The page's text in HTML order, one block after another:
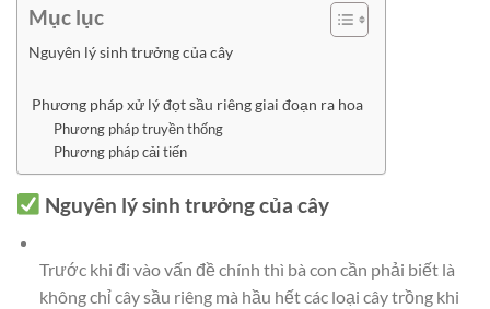
Mục lục
Nguyên lý sinh trưởng của cây
Phương pháp xử lý đọt sầu riêng giai đoạn ra hoa
Phương pháp truyền thống
Phương pháp cải tiến
Nguyên lý sinh trưởng của cây
Trước khi đi vào vấn đề chính thì bà con cần phải biết là
không chỉ cây sầu riêng mà hầu hết các loại cây trồng khi